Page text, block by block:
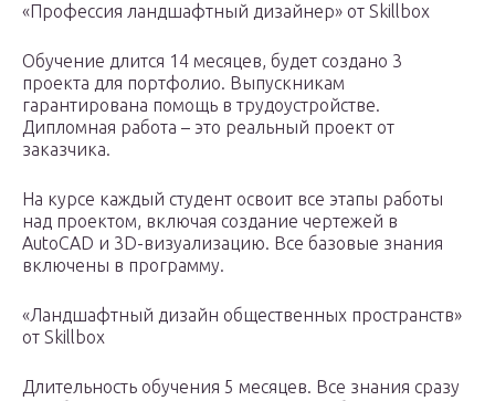
«Профессия ландшафтный дизайнер» от Skillbox
Обучение длится 14 месяцев, будет создано 3
проекта для портфолио. Выпускникам
гарантирована помощь в трудоустройстве.
Дипломная работа – это реальный проект от
заказчика.
На курсе каждый студент освоит все этапы работы
над проектом, включая создание чертежей в
AutoCAD и 3D-визуализацию. Все базовые знания
включены в программу.
«Ландшафтный дизайн общественных пространств»
от Skillbox
Длительность обучения 5 месяцев. Все знания сразу